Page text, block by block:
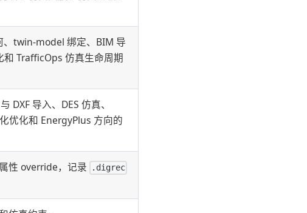
、twin-model 绑定、BIM 导
TrafficOps 仿真生命周期
DXF 导入、DES 仿真、
优化和 EnergyPlus 方向的
性 override，记录 .digrec